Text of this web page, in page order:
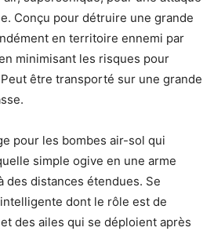
Conçu pour détruire une grande
en territoire ennemi par
minimisant les risques pour
être transporté sur une grande
pour les bombes air-sol qui
simple ogive en une arme
des distances étendues. Se
dont le rôle est de
des ailes qui se déploient après